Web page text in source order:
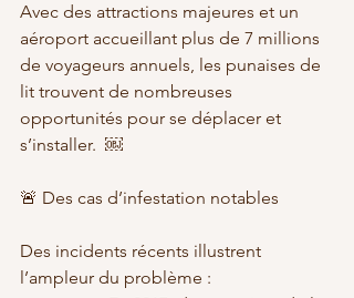
Avec des attractions majeures et un
aéroport accueillant plus de 7 millions
de voyageurs annuels, les punaises de
lit trouvent de nombreuses
opportunités pour se déplacer et
s’installer.  ￼
🚨 Des cas d’infestation notables
Des incidents récents illustrent
l’ampleur du problème :